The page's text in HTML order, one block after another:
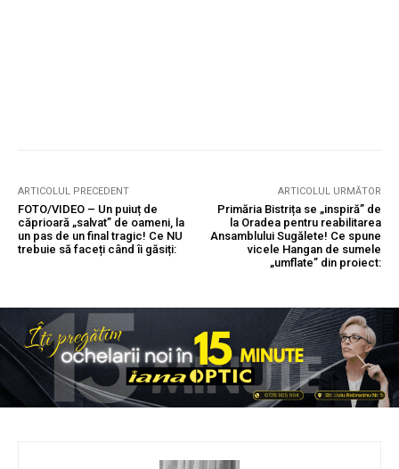
ARTICOLUL PRECEDENT
FOTO/VIDEO – Un puiuț de
căprioară „salvat” de oameni, la
un pas de un final tragic! Ce NU
trebuie să faceți când îi găsiți:
ARTICOLUL URMĂTOR
Primăria Bistrița se „inspiră” de
la Oradea pentru reabilitarea
Ansamblului Sugălete! Ce spune
vicele Hangan de sumele
„umflate” din proiect: